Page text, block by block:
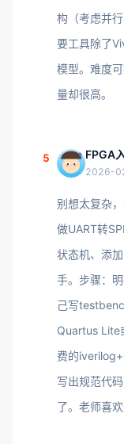
构（考虑并
要工具除了
模型。难度
量却很高。
5 FPGA
2026-
别想太复杂
做UART转
状态机、添
手。步骤：
己写
Quartus Lite
费的
写出规范代
了。老师喜欢